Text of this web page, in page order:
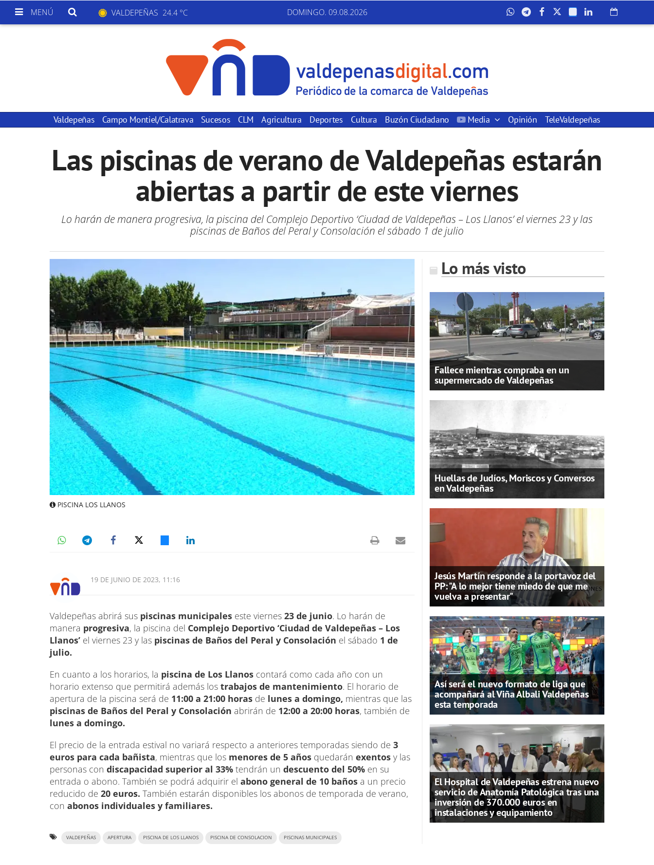
MENÚ VALDEPEÑAS 24.4 °C DOMINGO. 09.08.2026
Valdepeñas Campo Montiel/Calatrava Sucesos CLM Agricultura Deportes Cultura Buzón Ciudadano Media Opinión TeleValdepeñas
Las piscinas de verano de Valdepeñas estarán
abiertas a partir de este viernes
Lo harán de manera progresiva, la piscina del Complejo Deportivo ‘Ciudad de Valdepeñas – Los Llanos’ el viernes 23 y las
piscinas de Baños del Peral y Consolación el sábado 1 de julio
PISCINA LOS LLANOS
19 DE JUNIO DE 2023, 11:16
Valdepeñas abrirá sus piscinas municipales este viernes 23 de junio. Lo harán de
manera progresiva, la piscina del Complejo Deportivo ‘Ciudad de Valdepeñas – Los
Llanos’ el viernes 23 y las piscinas de Baños del Peral y Consolación el sábado 1 de
julio.
En cuanto a los horarios, la piscina de Los Llanos contará como cada año con un
horario extenso que permitirá además los trabajos de mantenimiento. El horario de
apertura de la piscina será de 11:00 a 21:00 horas de lunes a domingo, mientras que las
piscinas de Baños del Peral y Consolación abrirán de 12:00 a 20:00 horas, también de
lunes a domingo.
El precio de la entrada estival no variará respecto a anteriores temporadas siendo de 3
euros para cada bañista, mientras que los menores de 5 años quedarán exentos y las
personas con discapacidad superior al 33% tendrán un descuento del 50% en su
entrada o abono. También se podrá adquirir el abono general de 10 baños a un precio
reducido de 20 euros. También estarán disponibles los abonos de temporada de verano,
con abonos individuales y familiares.
VALDEPEÑAS APERTURA PISCINA DE LOS LLANOS PISCINA DE CONSOLACION PISCINAS MUNICIPALES
Lo más visto
Fallece mientras compraba en un
supermercado de Valdepeñas
Huellas de Judíos, Moriscos y Conversos
en Valdepeñas
Jesús Martín responde a la portavoz del
PP: "A lo mejor tiene miedo de que me
vuelva a presentar"
Así será el nuevo formato de liga que
acompañará al Viña Albali Valdepeñas
esta temporada
El Hospital de Valdepeñas estrena nuevo
servicio de Anatomía Patológica tras una
inversión de 370.000 euros en
instalaciones y equipamiento